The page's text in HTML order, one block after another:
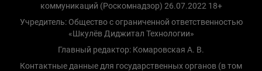
коммуникаций (Роскомнадзор) 26.07.2022 18+
Учредитель: Общество с ограниченной ответственностью
«Шкулёв Диджитал Технологии»
Главный редактор: Комаровская А. В.
Контактные данные для государственных органов (в том